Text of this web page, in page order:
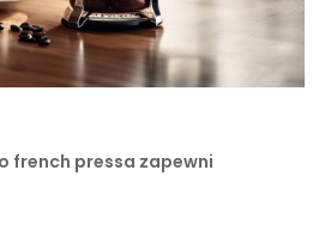
french pressa zapewni